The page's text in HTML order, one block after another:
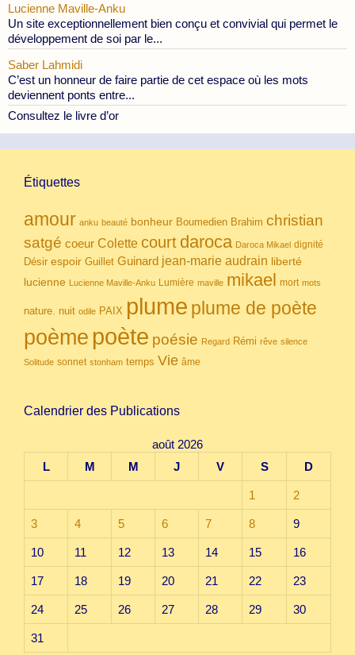
Lucienne Maville-Anku
Un site exceptionnellement bien conçu et convivial qui permet le
développement de soi par le...
Saber Lahmidi
C’est un honneur de faire partie de cet espace où les mots
deviennent ponts entre...
Consultez le livre d’or
Étiquettes
amour anku beauté bonheur Boumedien Brahim christian
satgé coeur Colette court daroca Daroca Mikael dignité
Désir espoir Guillet Guinard jean-marie audrain liberté
lucienne Lucienne Maville-Anku Lumière maville mikael mort mots
nature. nuit odile PAIX plume plume de poète
poème poète poésie Regard Rémi rêve silence
Solitude sonnet stonham temps Vie âme
Calendrier des Publications
août 2026
L
M M J V S D
1 2
3 4 5 6 7 8 9
10 11 12 13 14 15 16
17 18 19 20 21 22 23
24 25 26 27 28 29 30
31